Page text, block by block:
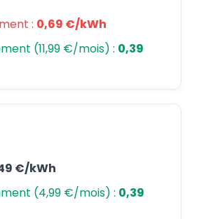
: 0,69 €/kWh
(11,99 €/mois) : 0,39
€/kWh
(4,99 €/mois) : 0,39